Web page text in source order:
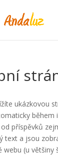
ukázkovou
během
od příspěvků
text a jsou
webu (u většiny